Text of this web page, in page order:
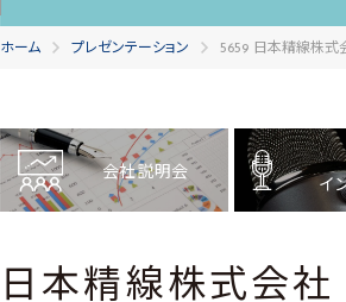
ホーム プレゼンテーション 5659 日本精線株式
会社説明会
イ
日本精線株式会社